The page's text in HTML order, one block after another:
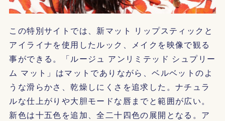
この特別サイトでは、新マット リップスティックと
アイライナを使用したルック、メイクを映像で観る
事ができる。「ルージュ アンリミテッド シュプリー
ム マット」はマットでありながら、ベルベットのよ
うな滑らかさ、乾燥しにくさを追求した。ナチュラ
ルな仕上がりや大胆モードな唇までと範囲が広い。
新色は十五色を追加、全二十四色の展開となる。ア